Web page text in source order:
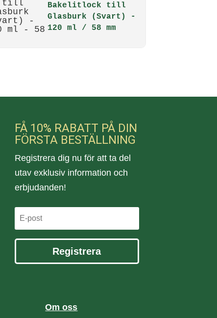
Bakelitlock till
Glasburk (Svart) -
120 ml / 58 mm
FÅ 10% RABATT PÅ DIN
FÖRSTA BESTÄLLNING
Registrera dig nu för att ta del
utav exklusiv information och
erbjudanden!
Registrera
Om oss